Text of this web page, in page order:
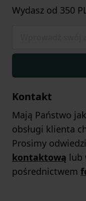
Wydasz od 350
Kontakt
Mają Państwo
obsługi klienta
Prosimy
kontaktową lub
pośrednictwem